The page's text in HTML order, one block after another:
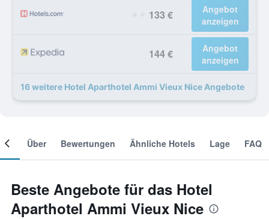
133 €
Angebot
anzeigen
144 €
Angebot
anzeigen
16 weitere Hotel Aparthotel Ammi Vieux Nice Angebote
Über Bewertungen Ähnliche Hotels Lage FAQ
Beste Angebote für das Hotel
Aparthotel Ammi Vieux Nice